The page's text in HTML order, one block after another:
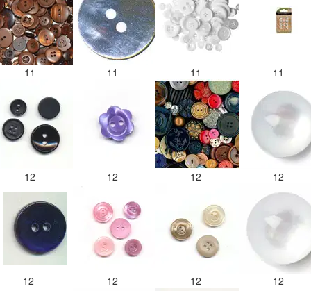
11 11 11 11
12 12 12 12
12 12 12 12